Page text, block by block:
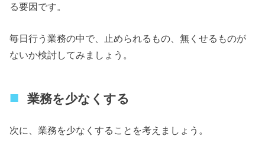
る要因です。
毎日行う業務の中で、止められるもの、無くせるものが
ないか検討してみましょう。
業務を少なくする
次に、業務を少なくすることを考えましょう。